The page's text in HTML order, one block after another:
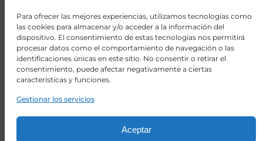
Para ofrecer las mejores experiencias, utilizamos tecnologías como
las cookies para almacenar y/o acceder a la información del
dispositivo. El consentimiento de estas tecnologías nos permitirá
procesar datos como el comportamiento de navegación o las
identificaciones únicas en este sitio. No consentir o retirar el
consentimiento, puede afectar negativamente a ciertas
características y funciones.
Gestionar los servicios
Aceptar
Alimentación
Hogar
Viajar
info@donacoletas.com
+34 91 626 62 75
Accesorios para bebés en Las Rozas